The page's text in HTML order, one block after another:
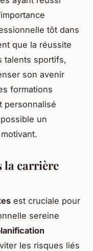
tôt dans
que la réussite
talents sportifs,
son avenir
formations
personnalisé
un
la carrière
est cruciale pour
sereine
les risques liés